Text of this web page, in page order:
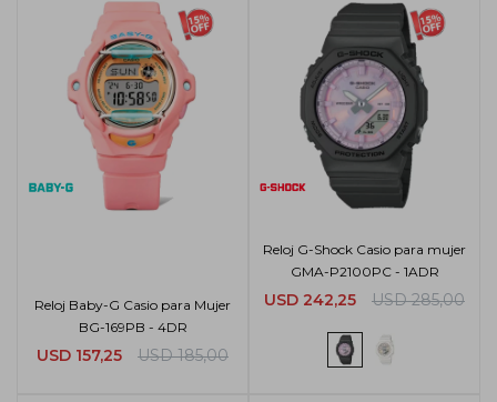
Reloj Baby-G Casio para Mujer
BG-169PB - 4DR
USD 157,25 USD 185,00
Reloj G-Shock Casio para mujer
GMA-P2100PC - 1ADR
USD 242,25 USD 285,00